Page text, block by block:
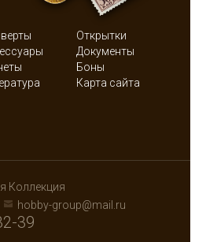
Открытки
Документы
Боны
Карта сайта
Коллекция
hobby-group@mail.ru
39